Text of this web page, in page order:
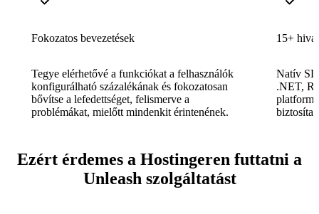
Fokozatos bevezetések
Tegye elérhetővé a funkciókat a felhasználók
konfigurálható százalékának és fokozatosan
bővítse a lefedettséget, felismerve a
problémákat, mielőtt mindenkit érintenének.
15+
Natív
.NET,
Ezért érdemes a Hostingeren futtatni a
Unleash szolgáltatást